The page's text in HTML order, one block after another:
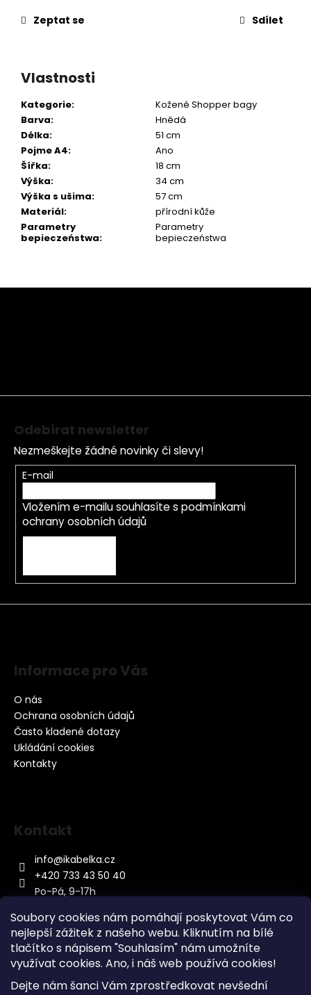
Soubory cookies nám pomáhají poskytovat Vám co
nejlepší zážitek z našeho webu. Kliknutím na bílé
tlačítko s nápisem "Souhlasím" nám umožníte
využívat cookies. Ano, i náš web používá cookies!
Dejte nám šanci Vám zprostředkovat nevšední
Zeptat se
Sdílet
Vlastnosti
Kategorie:
Kožené Shopper bagy
Barva:
Hnědá
Délka:
51 cm
Pojme A4:
Ano
Šířka:
18 cm
Výška:
34 cm
Výška s ušima:
57 cm
Materiál:
přírodní kůže
Parametry
bepieczeństwa:
Parametry
bepieczeństwa
Z
Odebírat newsletter
Nezmeškejte žádné novinky či slevy!
E-mail
Vložením e-mailu souhlasíte s podmínkami
ochrany osobních údajů
Informace pro Vás
O nás
Ochrana osobních údajů
Často kladené dotazy
Ukládání cookies
Kontakty
Kontakt
info@ikabelka.cz
+420 733 43 50 40
Po-Pá, 9-17h
Kontakt